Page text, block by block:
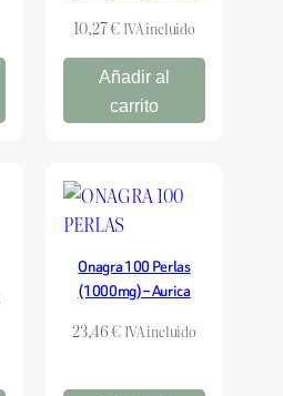
10,27€ IVA incluido
Añadir al
carrito
Onagra 100 Perlas
(1000mg) – Aurica
23,46€ IVA incluido